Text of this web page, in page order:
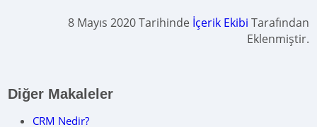
8 Mayıs 2020 Tarihinde İçerik Ekibi Tarafından
Eklenmiştir.
Diğer Makaleler
CRM Nedir?